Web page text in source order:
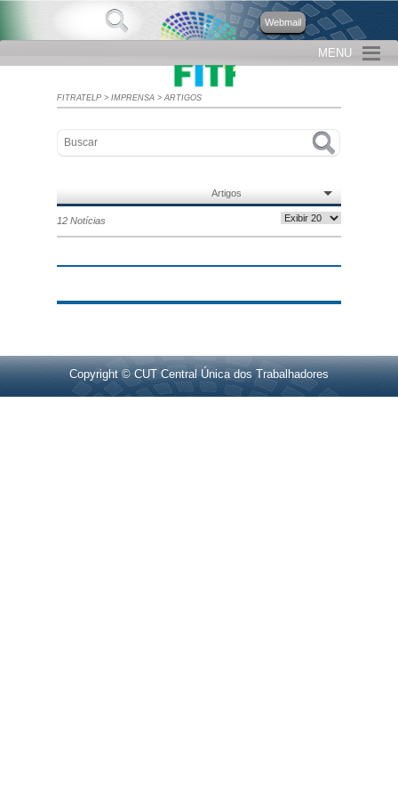
Webmail
MENU
FITRATELP > IMPRENSA >ARTIGOS
Artigos
12 Notícias
Copyright © CUT Central Única dos Trabalhadores